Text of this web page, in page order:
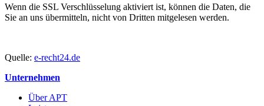
Wenn die SSL Verschlüsselung aktiviert ist, können die Daten, die
Sie an uns übermitteln, nicht von Dritten mitgelesen werden.
Quelle: e-recht24.de
Unternehmen
Über APT